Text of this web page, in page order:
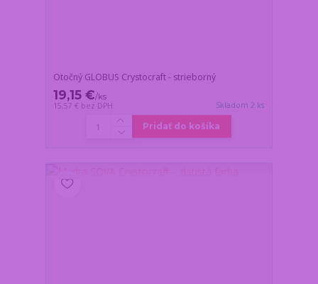
Otočný GLOBUS Crystocraft - strieborný
19,15 €/ks
15,57 € bez DPH Skladom 2 ks
Pridať do košíka